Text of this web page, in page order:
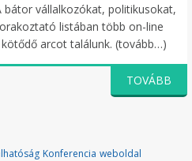
vállalkozókat, politikusokat,
listában több on-line
arcot találunk. (tovább…)
TOVÁBB
Konferencia weboldal